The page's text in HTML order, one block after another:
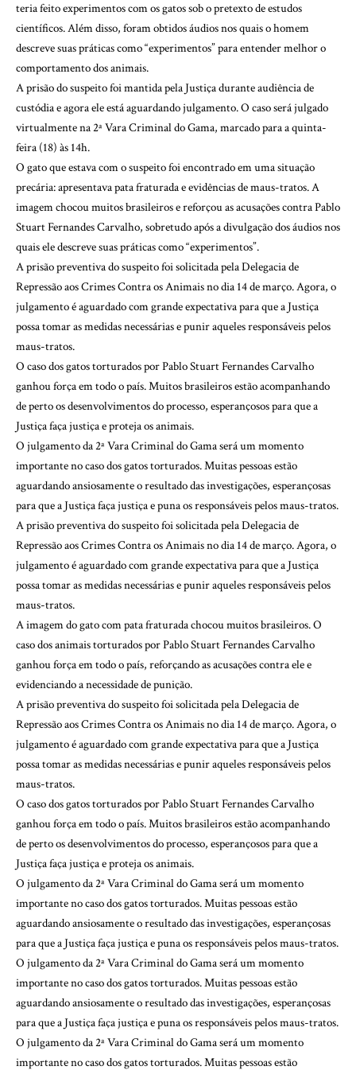
teria feito experimentos com os gatos sob o pretexto de estudos
científicos. Além disso, foram obtidos áudios nos quais o homem
descreve suas práticas como “experimentos” para entender melhor o
comportamento dos animais.
A prisão do suspeito foi mantida pela Justiça durante audiência de
custódia e agora ele está aguardando julgamento. O caso será julgado
virtualmente na 2ª Vara Criminal do Gama, marcado para a quinta-
feira (18) às 14h.
O gato que estava com o suspeito foi encontrado em uma situação
precária: apresentava pata fraturada e evidências de maus-tratos. A
imagem chocou muitos brasileiros e reforçou as acusações contra Pablo
Stuart Fernandes Carvalho, sobretudo após a divulgação dos áudios nos
quais ele descreve suas práticas como “experimentos”.
A prisão preventiva do suspeito foi solicitada pela Delegacia de
Repressão aos Crimes Contra os Animais no dia 14 de março. Agora, o
julgamento é aguardado com grande expectativa para que a Justiça
possa tomar as medidas necessárias e punir aqueles responsáveis pelos
maus-tratos.
O caso dos gatos torturados por Pablo Stuart Fernandes Carvalho
ganhou força em todo o país. Muitos brasileiros estão acompanhando
de perto os desenvolvimentos do processo, esperançosos para que a
Justiça faça justiça e proteja os animais.
O julgamento da 2ª Vara Criminal do Gama será um momento
importante no caso dos gatos torturados. Muitas pessoas estão
aguardando ansiosamente o resultado das investigações, esperançosas
para que a Justiça faça justiça e puna os responsáveis pelos maus-tratos.
A prisão preventiva do suspeito foi solicitada pela Delegacia de
Repressão aos Crimes Contra os Animais no dia 14 de março. Agora, o
julgamento é aguardado com grande expectativa para que a Justiça
possa tomar as medidas necessárias e punir aqueles responsáveis pelos
maus-tratos.
A imagem do gato com pata fraturada chocou muitos brasileiros. O
caso dos animais torturados por Pablo Stuart Fernandes Carvalho
ganhou força em todo o país, reforçando as acusações contra ele e
evidenciando a necessidade de punição.
A prisão preventiva do suspeito foi solicitada pela Delegacia de
Repressão aos Crimes Contra os Animais no dia 14 de março. Agora, o
julgamento é aguardado com grande expectativa para que a Justiça
possa tomar as medidas necessárias e punir aqueles responsáveis pelos
maus-tratos.
O caso dos gatos torturados por Pablo Stuart Fernandes Carvalho
ganhou força em todo o país. Muitos brasileiros estão acompanhando
de perto os desenvolvimentos do processo, esperançosos para que a
Justiça faça justiça e proteja os animais.
O julgamento da 2ª Vara Criminal do Gama será um momento
importante no caso dos gatos torturados. Muitas pessoas estão
aguardando ansiosamente o resultado das investigações, esperançosas
para que a Justiça faça justiça e puna os responsáveis pelos maus-tratos.
O julgamento da 2ª Vara Criminal do Gama será um momento
importante no caso dos gatos torturados. Muitas pessoas estão
aguardando ansiosamente o resultado das investigações, esperançosas
para que a Justiça faça justiça e puna os responsáveis pelos maus-tratos.
O julgamento da 2ª Vara Criminal do Gama será um momento
importante no caso dos gatos torturados. Muitas pessoas estão